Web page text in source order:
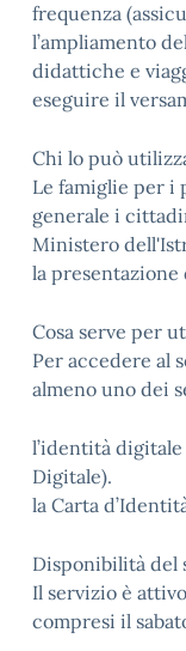
frequenza
l’ampliamento
didattiche e
eseguire il
Chi lo può
Le famiglie per i
generale i
Ministero
la presentazione
Cosa serve per
Per accedere al
almeno uno dei
l’identità
Digitale).
la Carta
Disponibilità del
Il servizio è
compresi il